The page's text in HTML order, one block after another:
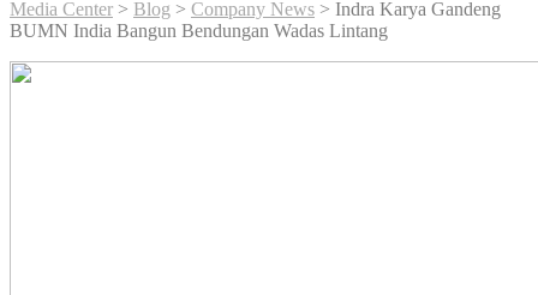
Media Center > Blog > Company News > Indra Karya Gandeng
BUMN India Bangun Bendungan Wadas Lintang